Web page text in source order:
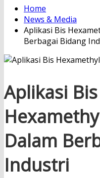
Home
News & Media
Aplikasi Bis
Berbagai Bidang
Aplikasi Bis
Dalam
Industri